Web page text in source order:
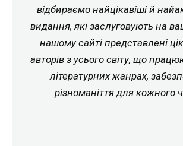
відбираємо найцікавіші й
видання, які заслуговують на
нашому сайті представлені
авторів з усього світу, що
літературних жанрах,
різноманіття для кожного